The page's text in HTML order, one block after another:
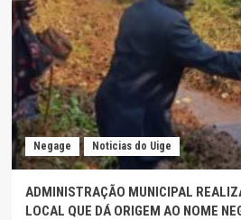
Negage Noticias do Uige
ADMINISTRAÇÃO MUNICIPAL
LOCAL QUE DÁ ORIGEM AO NOME